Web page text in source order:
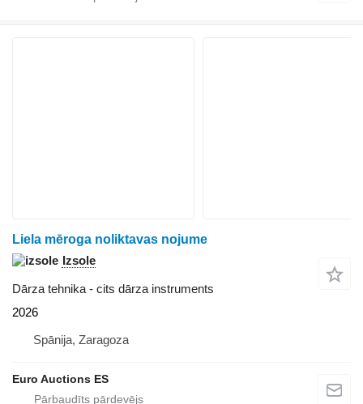
Liela mēroga noliktavas nojume
Izsole
Dārza tehnika - cits dārza instruments
2026
Spānija, Zaragoza
Euro Auctions ES